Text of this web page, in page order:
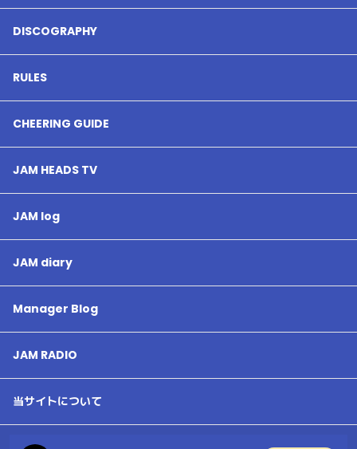
DISCOGRAPHY
RULES
CHEERING GUIDE
JAM HEADS TV
JAM log
JAM diary
Manager Blog
JAM RADIO
当サイトについて